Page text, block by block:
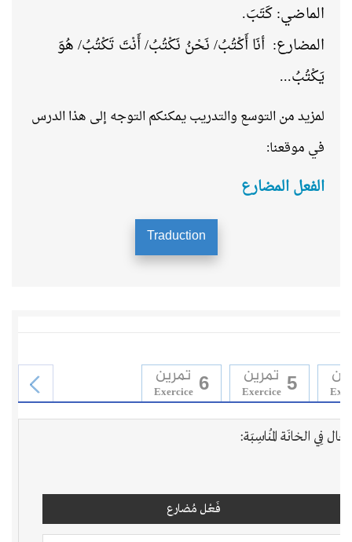
الماضي: كَتَبَ.
المضارع: أنَا أَكْتُبُ/ نَحْنُ نَكْتُبُ/ أَنْتَ تَكْتُبُ/ هُوَ
يَكْتُبُ...
لمزيد من التوسع والتدريب يمكنكم التوجه إلى هذا الدرس
في موقعنا:
الفعل المضارع
Traduction